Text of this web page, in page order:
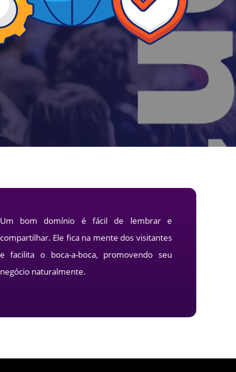
Um bom domínio é fácil de lembrar e
compartilhar. Ele fica na mente dos visitantes
e facilita o boca-a-boca, promovendo seu
negócio naturalmente.